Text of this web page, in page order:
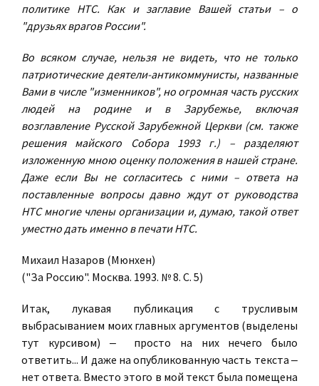
политике НТС. Как и заглавие Вашей статьи – о
"друзьях врагов России".
Во всяком случае, нельзя не видеть, что не только
патриотические деятели-антикоммунисты, названные
Вами в числе "изменников", но огромная часть русских
людей на родине и в Зарубежье, включая
возглавление Русской Зарубежной Церкви (см. также
решения майского Собора 1993 г.) – разделяют
изложенную мною оценку положения в нашей стране.
Даже если Вы не согласитесь с ними – ответа на
поставленные вопросы давно ждут от руководства
НТС многие члены организации и, думаю, такой ответ
уместно дать именно в печати НТС.
Михаил Назаров (Мюнхен)
("За Россию". Москва. 1993. № 8. С. 5)
Итак, лукавая публикация с трусливым
выбрасыванием моих главных аргументов (выделены
тут курсивом) ‒ просто на них нечего было
ответить... И даже на опубликованную часть текста ‒
нет ответа. Вместо этого в мой текст была помещена